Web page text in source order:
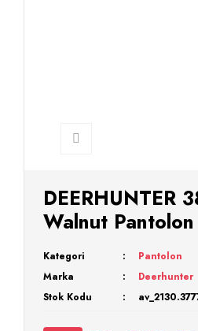
DEERHUNTER
Walnut
Kategori
Pantolon
Marka
Deerhunter
Stok Kodu